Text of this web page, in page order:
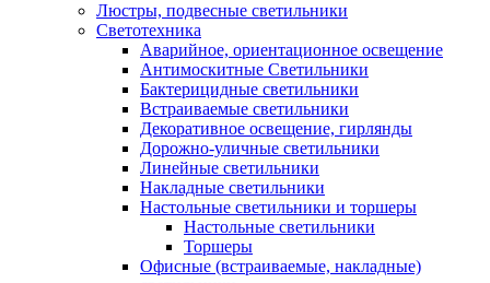
Люстры, подвесные светильники
Светотехника
Аварийное, ориентационное освещение
Антимоскитные Светильники
Бактерицидные светильники
Встраиваемые светильники
Декоративное освещение, гирлянды
Дорожно-уличные светильники
Линейные светильники
Накладные светильники
Настольные светильники и торшеры
Настольные светильники
Торшеры
Офисные (встраиваемые, накладные)